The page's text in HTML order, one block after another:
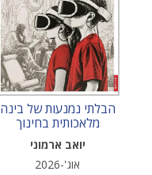
הבלתי נמנעות של בינה
מלאכותית בחינוך
יואב ארמוני
אוג'-2026